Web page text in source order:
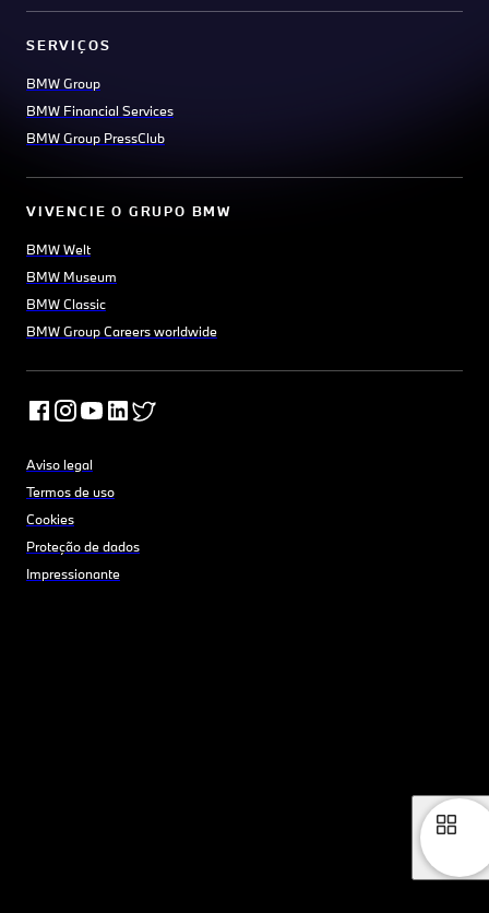
SERVIÇOS
BMW Group
BMW Financial Services
BMW Group PressClub
VIVENCIE O GRUPO BMW
BMW Welt
BMW Museum
BMW Classic
BMW Group Careers worldwide
Aviso legal
Termos de uso
Cookies
Proteção de dados
Impressionante